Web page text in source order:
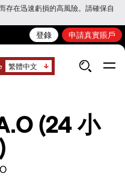
存在迅速虧損的高風險。請確保自
登錄 申請真實賬戶
繁體中文
(24 小